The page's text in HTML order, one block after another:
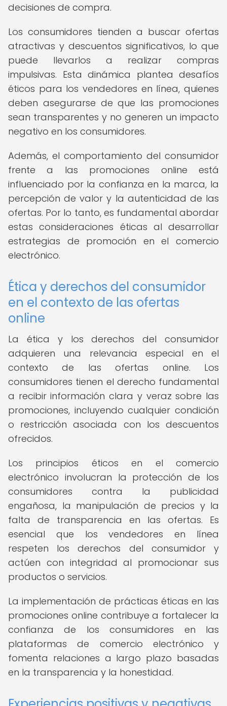
decisiones de compra.
Los consumidores tienden a buscar ofertas
atractivas y descuentos significativos, lo que
puede llevarlos a realizar compras
impulsivas. Esta dinámica plantea desafíos
éticos para los vendedores en línea, quienes
deben asegurarse de que las promociones
sean transparentes y no generen un impacto
negativo en los consumidores.
Además, el comportamiento del consumidor
frente a las promociones online está
influenciado por la confianza en la marca, la
percepción de valor y la autenticidad de las
ofertas. Por lo tanto, es fundamental abordar
estas consideraciones éticas al desarrollar
estrategias de promoción en el comercio
electrónico.
Ética y derechos del consumidor
en el contexto de las ofertas
online
La ética y los derechos del consumidor
adquieren una relevancia especial en el
contexto de las ofertas online. Los
consumidores tienen el derecho fundamental
a recibir información clara y veraz sobre las
promociones, incluyendo cualquier condición
o restricción asociada con los descuentos
ofrecidos.
Los principios éticos en el comercio
electrónico involucran la protección de los
consumidores contra la publicidad
engañosa, la manipulación de precios y la
falta de transparencia en las ofertas. Es
esencial que los vendedores en línea
respeten los derechos del consumidor y
actúen con integridad al promocionar sus
productos o servicios.
La implementación de prácticas éticas en las
promociones online contribuye a fortalecer la
confianza de los consumidores en las
plataformas de comercio electrónico y
fomenta relaciones a largo plazo basadas
en la transparencia y la honestidad.